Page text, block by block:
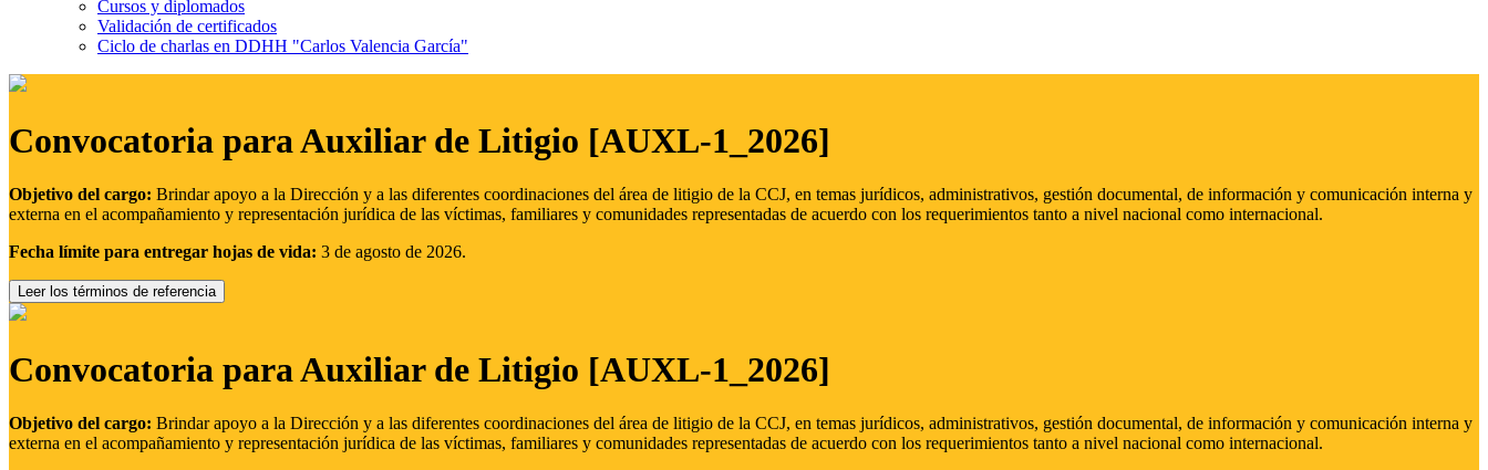
Cursos y diplomados
Validación de certificados
Ciclo de charlas en DDHH "Carlos Valencia García"
Convocatoria para Auxiliar de Litigio [AUXL-1_2026]
Objetivo del cargo: Brindar apoyo a la Dirección y a las diferentes coordinaciones del área de litigio de la CCJ, en temas jurídicos, administrativos, gestión documental, de información y comunicación interna y
externa en el acompañamiento y representación jurídica de las víctimas, familiares y comunidades representadas de acuerdo con los requerimientos tanto a nivel nacional como internacional.
Fecha límite para entregar hojas de vida: 3 de agosto de 2026.
Leer los términos de referencia
Convocatoria para Auxiliar de Litigio [AUXL-1_2026]
Objetivo del cargo: Brindar apoyo a la Dirección y a las diferentes coordinaciones del área de litigio de la CCJ, en temas jurídicos, administrativos, gestión documental, de información y comunicación interna y
externa en el acompañamiento y representación jurídica de las víctimas, familiares y comunidades representadas de acuerdo con los requerimientos tanto a nivel nacional como internacional.